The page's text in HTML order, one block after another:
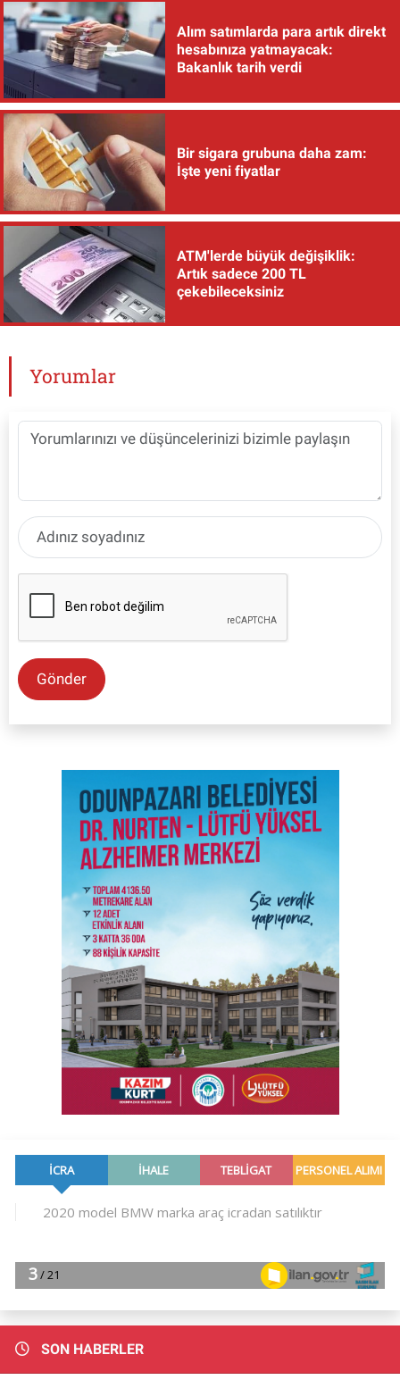
Alım satımlarda para artık direkt
hesabınıza yatmayacak:
Bakanlık tarih verdi
Bir sigara grubuna daha zam:
İşte yeni fiyatlar
ATM'lerde büyük değişiklik:
Artık sadece 200 TL
çekebileceksiniz
Yorumlar
Gönder
SON HABERLER